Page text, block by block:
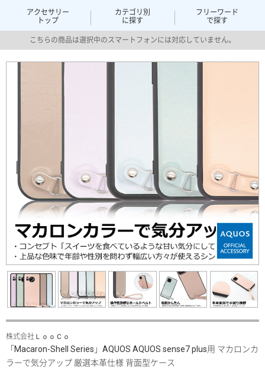
アクセサリー
トップ
カテゴリ別
に探す
フリーワード
で探す
こちらの商品は選択中のスマートフォンには対応していません。
株式会社ＬｏｏＣｏ
「Macaron-Shell Series」AQUOS AQUOS sense7 plus用 マカロンカ
ラーで気分アップ 厳選本革仕様 背面型ケース